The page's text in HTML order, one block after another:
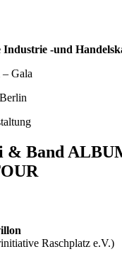
Industrie -und
– Gala
& Band
Raschplatz e.V.)